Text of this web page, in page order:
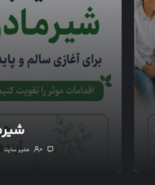
مدیر سایت ۰